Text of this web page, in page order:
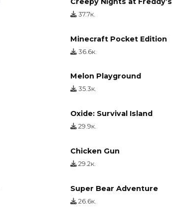
37.7к.
Minecraft Pocket Edition
36.6к.
Melon Playground
35.3к.
Oxide: Survival Island
29.9к.
Chicken Gun
29.2к.
Super Bear Adventure
26.6к.